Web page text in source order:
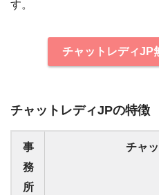
す。
チャットレディJP
チャットレディJPの特徴
事
務
所
チャ